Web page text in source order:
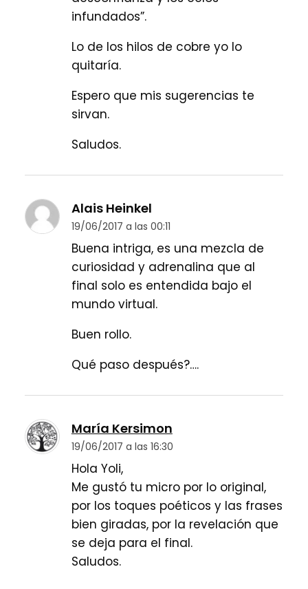
infundados”.
Lo de los hilos de cobre yo lo
quitaría.
Espero que mis sugerencias te
sirvan.
Saludos.
Alais Heinkel
19/06/2017 a las 00:11
Buena intriga, es una mezcla de
curiosidad y adrenalina que al
final solo es entendida bajo el
mundo virtual.
Buen rollo.
Qué paso después?….
María Kersimon
19/06/2017 a las 16:30
Hola Yoli,
Me gustó tu micro por lo original,
por los toques poéticos y las frases
bien giradas, por la revelación que
se deja para el final.
Saludos.